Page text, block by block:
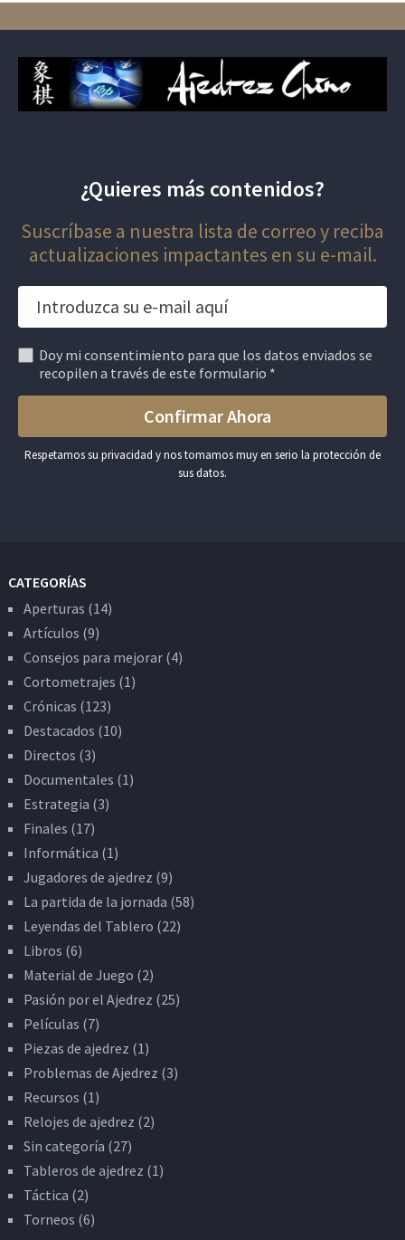
¿Quieres más contenidos?
Suscríbase a nuestra lista de correo y reciba
actualizaciones impactantes en su e-mail.
Doy mi consentimiento para que los datos enviados se
recopilen a través de este formulario *
Respetamos su privacidad y nos tomamos muy en serio la protección de
sus datos.
CATEGORÍAS
Aperturas (14)
Artículos (9)
Consejos para mejorar(4)
Cortometrajes (1)
Crónicas (123)
Destacados (10)
Directos (3)
Documentales (1)
Estrategia (3)
Finales (17)
Informática (1)
Jugadores de ajedrez (9)
La partida de la jornada (58)
Leyendas del Tablero (22)
Libros (6)
Material de Juego (2)
Pasión por el Ajedrez (25)
Películas (7)
Piezas de ajedrez (1)
Problemas de Ajedrez (3)
Recursos (1)
Relojes de ajedrez (2)
Sin categoría (27)
Tableros de ajedrez (1)
Táctica (2)
Torneos (6)